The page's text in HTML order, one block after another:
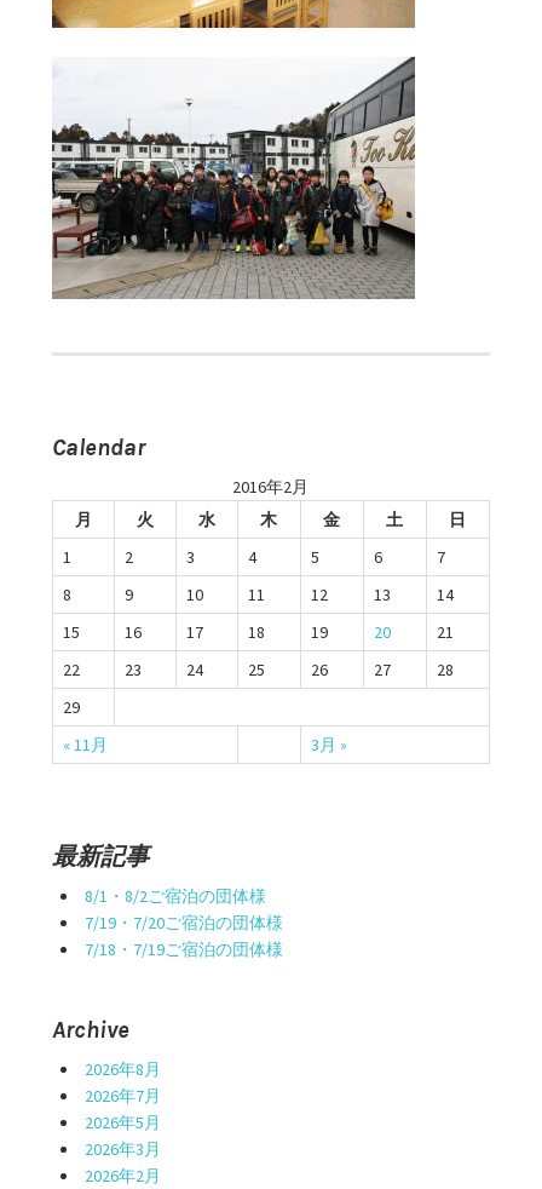
Calendar
2016年2月
月
火 水 木 金 土 日
« 11月 3月 »
1 2 3 4 5 6
7
8
9 10 11 12 13
14
15
16 17 18 19 20
21
22
23 24 25 26 27
28
29
最新記事
8/1・8/2ご宿泊の団体様
7/19・7/20ご宿泊の団体様
7/18・7/19ご宿泊の団体様
Archive
2026年8月
2026年7月
2026年5月
2026年3月
2026年2月